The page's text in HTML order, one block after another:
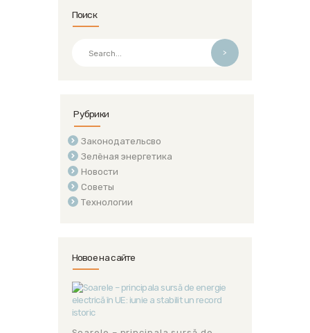
Поиск
>
Рубрики
Законодательсво
Зелёная энергетика
Новости
Советы
Технологии
Новое на сайте